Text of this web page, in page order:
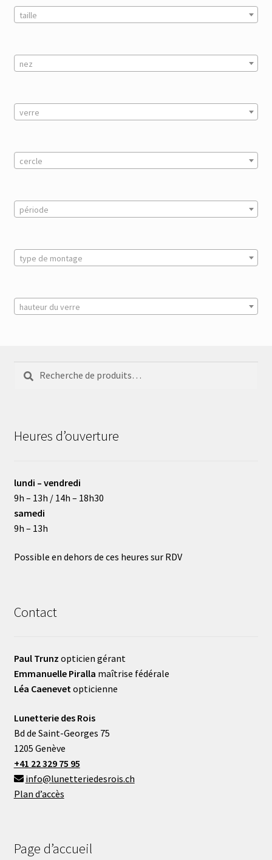
taille
nez
verre
cercle
période
type de montage
hauteur du verre
Recherche
pour :
Recherche
Heures d’ouverture
lundi – vendredi
9h – 13h / 14h – 18h30
samedi
9h – 13h
Possible en dehors de ces heures sur RDV
Contact
Paul Trunz opticien gérant
Emmanuelle Piralla maîtrise fédérale
Léa Caenevet opticienne
Lunetterie des Rois
Bd de Saint-Georges 75
1205 Genève
+41 22 329 75 95
info@lunetteriedesrois.ch
Plan d’accès
Page d’accueil